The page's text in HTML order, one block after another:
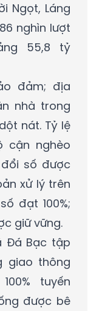
Ngọt, Láng
nghìn lượt
55,8 tỷ
đảm; địa
nhà trong
nát. Tỷ lệ
cận nghèo
đổi số được
xử lý trên
đạt 100%;
giữ vững.
Đá Bạc tập
giao thông
tuyến
được bê